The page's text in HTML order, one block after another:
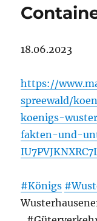
18.06.2023
https://
spreewald/
koenigs-
fakten-und-
#Königs